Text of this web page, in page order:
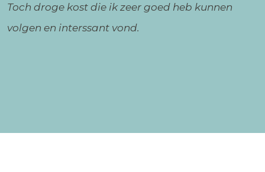
Toch droge kost die ik zeer goed heb kunnen
volgen en interssant vond.